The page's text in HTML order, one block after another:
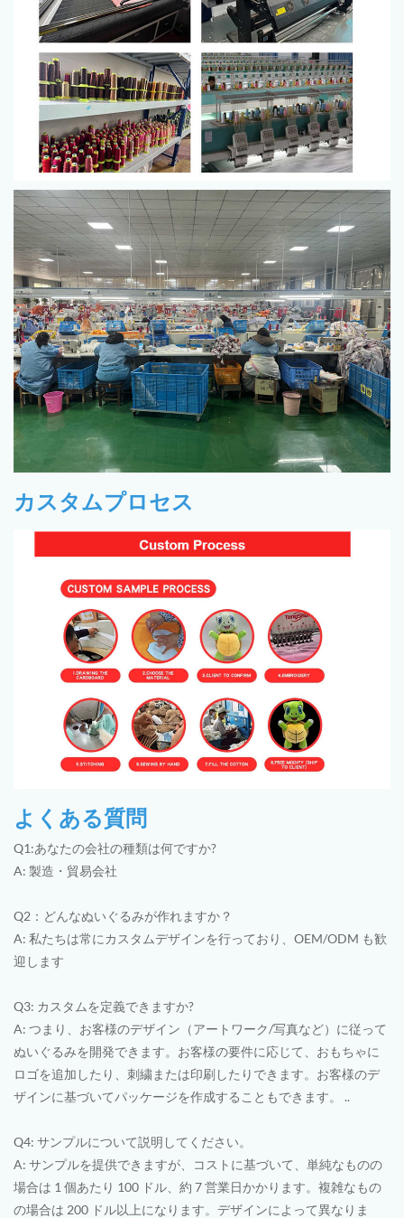
カスタムプロセス
よくある質問
Q1:あなたの会社の種類は何ですか?
A: 製造・貿易会社
Q2：どんなぬいぐるみが作れますか？
A: 私たちは常にカスタムデザインを行っており、OEM/ODM も歓
迎します
Q3: カスタムを定義できますか?
A: つまり、お客様のデザイン（アートワーク/写真など）に従って
ぬいぐるみを開発できます。お客様の要件に応じて、おもちゃに
ロゴを追加したり、刺繍または印刷したりできます。お客様のデ
ザインに基づいてパッケージを作成することもできます。 ..
Q4: サンプルについて説明してください。
A: サンプルを提供できますが、コストに基づいて、単純なものの
場合は 1 個あたり 100 ドル、約 7 営業日かかります。複雑なもの
の場合は 200 ドル以上になります。デザインによって異なりま